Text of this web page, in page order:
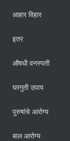
आहार विहार
इतर
औषधी वनस्पती
घरगुती उपाय
पुरुषांचे आरोग्य
बाल आरोग्य